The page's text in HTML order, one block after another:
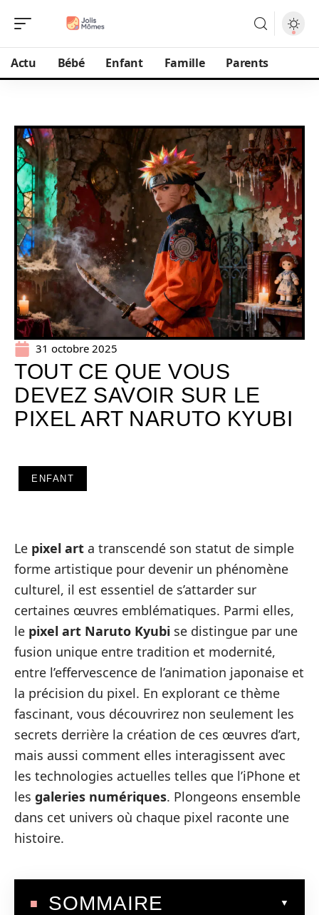
Actu Bébé Enfant Famille Parents
31 octobre 2025
TOUT CE QUE VOUS
DEVEZ SAVOIR SUR LE
PIXEL ART NARUTO KYUBI
ENFANT
Le pixel art a transcendé son statut de simple
forme artistique pour devenir un phénomène
culturel, il est essentiel de s’attarder sur
certaines œuvres emblématiques. Parmi elles,
le pixel art Naruto Kyubi se distingue par une
fusion unique entre tradition et modernité,
entre l’effervescence de l’animation japonaise et
la précision du pixel. En explorant ce thème
fascinant, vous découvrirez non seulement les
secrets derrière la création de ces œuvres d’art,
mais aussi comment elles interagissent avec
les technologies actuelles telles que l’iPhone et
les galeries numériques. Plongeons ensemble
dans cet univers où chaque pixel raconte une
histoire.
SOMMAIRE